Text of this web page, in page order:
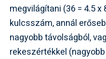
megvilágítani (36 = 4.5
kulcsszám, annál
nagyobb távolságból,
rekeszértékkel